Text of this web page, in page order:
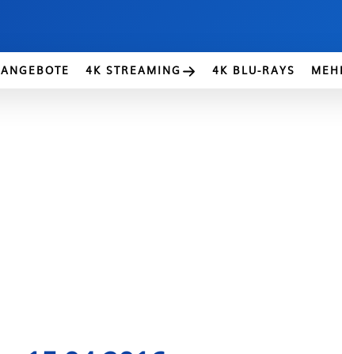
ANGEBOTE 4K STREAMING 4K BLU-RAYS